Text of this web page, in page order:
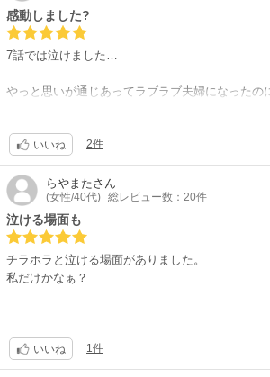
感動しました?
7話では泣けました…
やっと思いが通じあってラブラブ夫婦になったの
が生じ…ってところで、主人公の気持ちになって
絵は独特だけど、私は気にならなかったです。
ﾊｰﾚｰｸｲｰﾝ好きで、立読みして絵が問題なければ
思います?
いいね 2件
らやまたさん
(女性/40代) 総レビュー数：20件
泣ける場面も
チラホラと泣ける場面がありました。
私だけかなぁ？
この男、言葉キツいよ！うわーここで、今その言
ある意味、主人公が振り回されてますね。
ですが、こういうのがあってこそ最後にハッピー
いいね 1件